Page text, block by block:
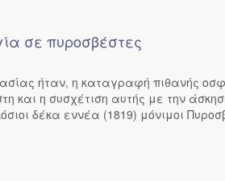
σε πυροσβέστες
ήταν, η καταγραφή πιθανής
και η συσχέτιση αυτής με την
δέκα εννέα (1819) μόνιμοι